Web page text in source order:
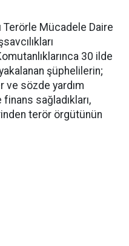
Terörle Mücadele Daire
30 ilde
şüphelilerin;
ve sözde yardım
sağladıkları,
terör örgütünün